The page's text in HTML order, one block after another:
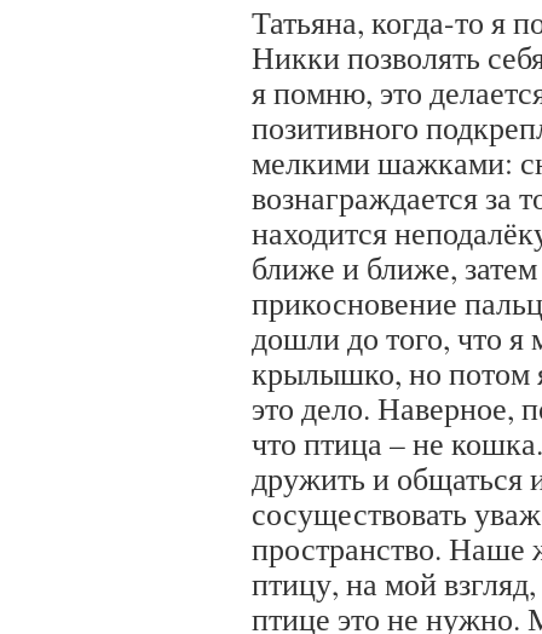
Татьяна, когда-то я
Никки позволять
я помню, это
позитивного
мелкими шажками:
вознаграждается за
находится
ближе и ближе,
прикосновение
дошли до того, что я
крылышко, но потом
это дело. Наверное,
что птица – не
дружить и общаться
сосуществовать
пространство. Наше
птицу, на мой
птице это не нужно.